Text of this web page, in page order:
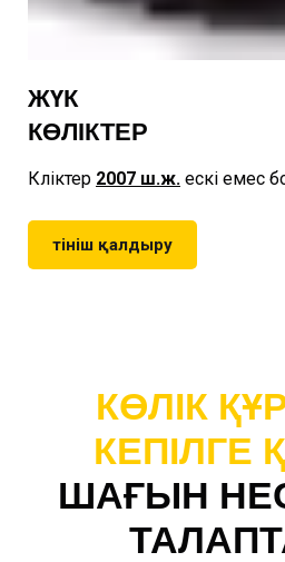
ЖҮК
КӨЛІКТЕР
Көліктер 2007 ш.ж. ескі емес
Өтініш қалдыру
КӨЛІК
КЕПІЛГЕ
ШАҒЫН